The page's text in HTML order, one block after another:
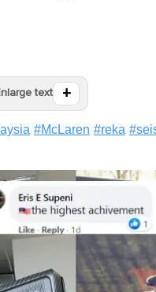
text +
#McLaren #reka #